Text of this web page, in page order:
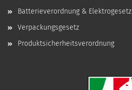
Batterieverordnung & Elektrogesetz
Verpackungsgesetz
Produktsicherheitsverordnung